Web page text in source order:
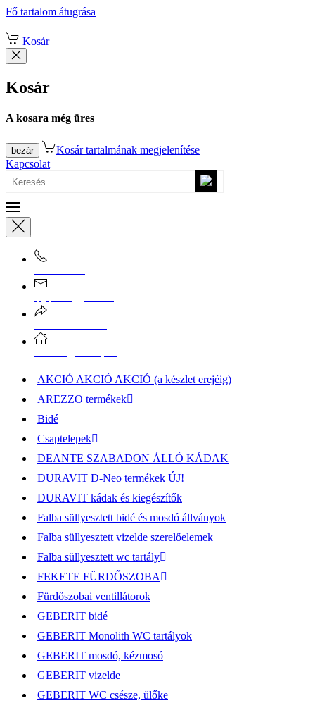
Fő tartalom átugrása
Kosár
Kosár
A kosara még üres
bezár
Kosár tartalmának megjelenítése
Kapcsolat
AKCIÓ AKCIÓ AKCIÓ (a készlet erejéig)
AREZZO termékek
Bidé
Csaptelepek
DEANTE SZABADON ÁLLÓ KÁDAK
DURAVIT D-Neo termékek ÚJ!
DURAVIT kádak és kiegészítők
Falba süllyesztett bidé és mosdó állványok
Falba süllyesztett vizelde szerelőelemek
Falba süllyesztett wc tartály
FEKETE FÜRDŐSZOBA
Fürdőszobai ventillátorok
GEBERIT bidé
GEBERIT Monolith WC tartályok
GEBERIT mosdó, kézmosó
GEBERIT vizelde
GEBERIT WC csésze, ülőke